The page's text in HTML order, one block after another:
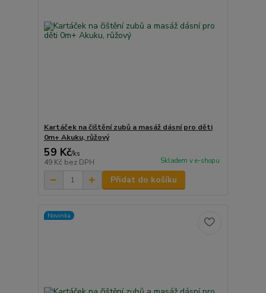
Kartáček na čištění zubů a masáž dásní pro děti
0m+ Akuku, růžový
59 Kč/ks
49 Kč bez DPH Skladem v e-shopu
Přidat do košíku
Novinka